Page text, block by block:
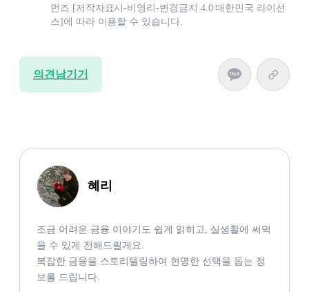
먼즈 [저작자표시-비영리-변경금지 4.0 대한민국 라이선
스]에 따라 이용할 수 있습니다.
의견남기기
혜리
조금 어려운 금융 이야기도 쉽게 읽히고, 실생활에 써먹
을 수 있게 전해드릴게요.
복잡한 금융을 스토리텔링하여 현명한 선택을 돕는 정
보를 드립니다.